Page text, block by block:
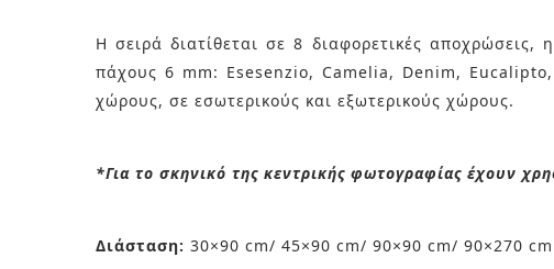
Η σειρά διατίθεται σε 8 διαφορετικές
πάχους 6 mm: Esesenzio, Camelia, Denim,
χώρους, σε εσωτερικούς και εξωτερικούς χώρους.
*Για το σκηνικό της κεντρικής φωτογραφίας έχουν
Διάσταση: 30×90 cm/ 45×90 cm/ 90×90 cm/ 90×270 cm